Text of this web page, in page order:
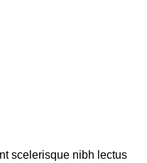
scelerisque nibh lectus